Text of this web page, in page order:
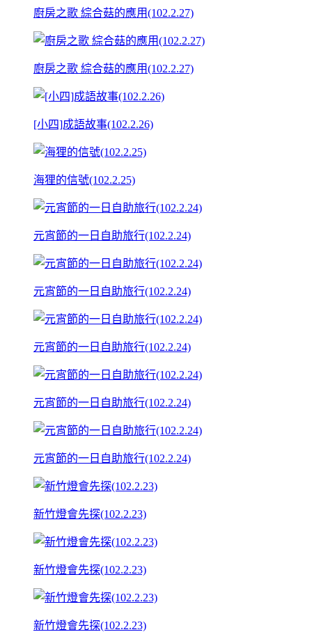
廚房之歌 綜合菇的應用(102.2.27)
廚房之歌 綜合菇的應用(102.2.27)
[小四]成語故事(102.2.26)
海狸的信號(102.2.25)
元宵節的一日自助旅行(102.2.24)
元宵節的一日自助旅行(102.2.24)
元宵節的一日自助旅行(102.2.24)
元宵節的一日自助旅行(102.2.24)
元宵節的一日自助旅行(102.2.24)
新竹燈會先探(102.2.23)
新竹燈會先探(102.2.23)
新竹燈會先探(102.2.23)